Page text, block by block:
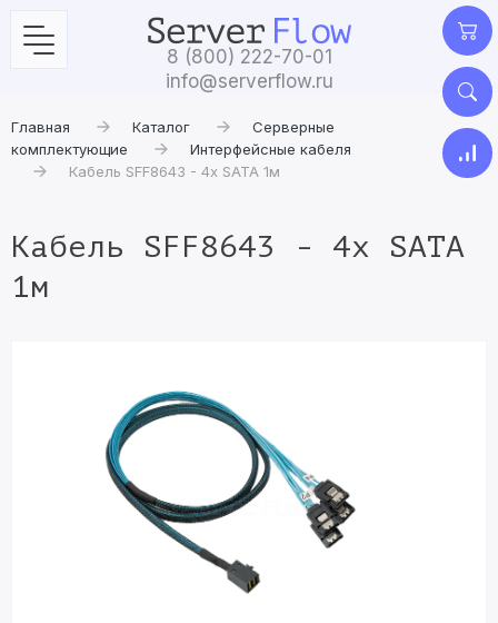
8 (800) 222-70-01
info@serverflow.ru
Главная Каталог
Серверные
комплектующие
Интерфейсные кабеля
Кабель SFF8643 - 4x SATA 1м
Кабель SFF8643 - 4x SATA
1м